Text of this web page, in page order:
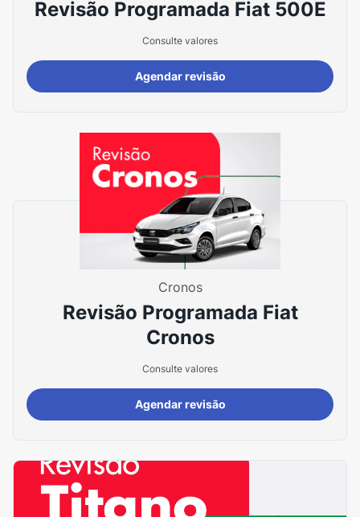
Revisão Programada Fiat 500E
Consulte valores
Agendar revisão
Cronos
Revisão Programada Fiat
Cronos
Consulte valores
Agendar revisão